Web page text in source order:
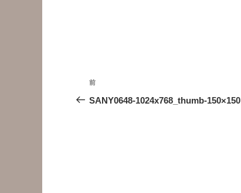
投
稿
前
の
前
SANY0648-1024x768_thumb-150×150